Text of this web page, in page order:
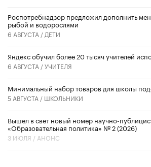
Роспотребнадзор предложил дополнить
рыбой и водорослями
6 АВГУСТА / ДЕТИ
​Яндекс обучил более 20 тысяч учителей
6 АВГУСТА /УЧИТЕЛЯ
Минимальный набор товаров для школы
5 АВГУСТА / ШКОЛЬНИКИ
Вышел в свет новый номер научно-
«Образовательная политика» № 2 (2026)
3 ИЮЛЯ / АНОНС